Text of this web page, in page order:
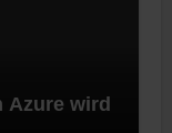
Azure wird